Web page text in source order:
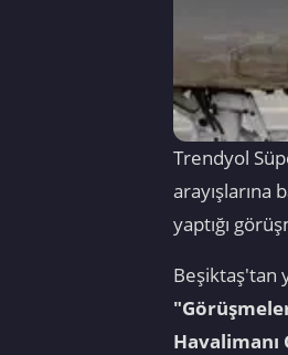
Trendyol
yaptığı
Beşiktaş'tan
Havalimanı